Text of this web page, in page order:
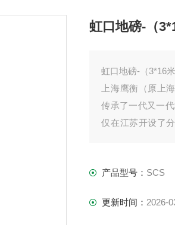
虹口地磅-（
虹口地磅-（3*16
上海鹰衡（原上
传承了一代又一
仅在江苏开设了
酷一直用诚信的
产品型号： SCS
更新时间： 2026-